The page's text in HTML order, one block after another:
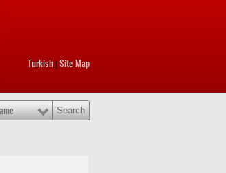
Turkish Site Map